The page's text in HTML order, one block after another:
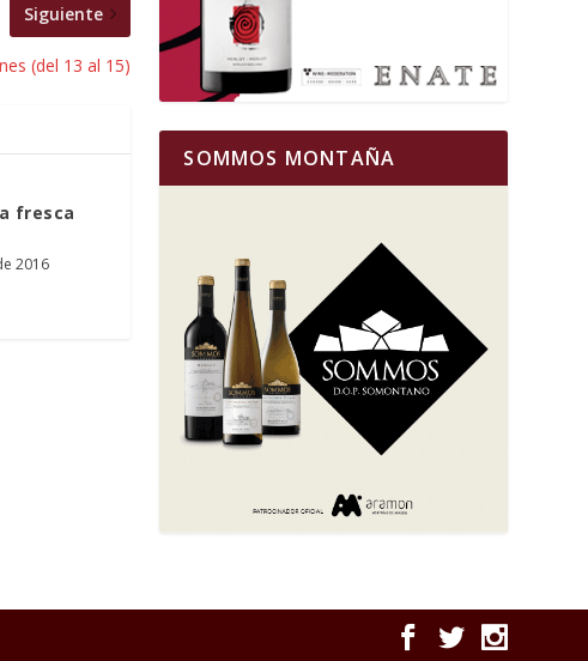
Siguiente
(del 13 al 15)
fresca
2016
SOMMOS MONTAÑA